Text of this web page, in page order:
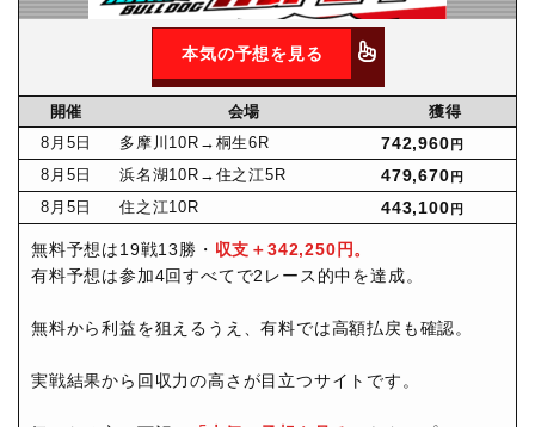
本気の予想を見る
開催 会場
獲得
8月 5日 多摩川10R →桐生6R 742,960 円
8月 5日 浜名湖10R →住之江5R 479,670 円
8月 5日 住之江10R 443,100 円
無料予想は19戦13勝・ 収支＋342,250円。
有料予想は参加4回すべてで2レース的中を達成。
無料から利益を狙えるうえ、有料では高額払戻も確認。
実戦結果から回収力の高さが目立つサイトです。